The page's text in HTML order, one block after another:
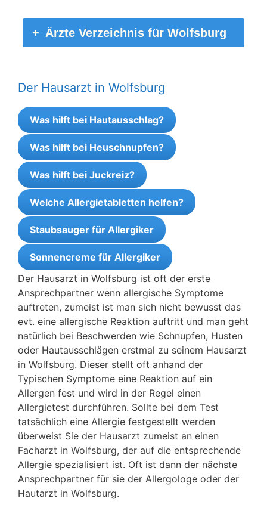
Ärzte Verzeichnis für Wolfsburg
Der Hausarzt in Wolfsburg
Was hilft bei Hautausschlag?
Was hilft bei Heuschnupfen?
Was hilft bei Juckreiz?
Welche Allergietabletten helfen?
Staubsauger für Allergiker
Sonnencreme für Allergiker
Der Hausarzt in Wolfsburg ist oft der erste
Ansprechpartner wenn allergische Symptome
auftreten, zumeist ist man sich nicht bewusst das
evt. eine allergische Reaktion auftritt und man geht
natürlich bei Beschwerden wie Schnupfen, Husten
oder Hautausschlägen erstmal zu seinem Hausarzt
in Wolfsburg. Dieser stellt oft anhand der
Typischen Symptome eine Reaktion auf ein
Allergen fest und wird in der Regel einen
Allergietest durchführen. Sollte bei dem Test
tatsächlich eine Allergie festgestellt werden
überweist Sie der Hausarzt zumeist an einen
Facharzt in Wolfsburg, der auf die entsprechende
Allergie spezialisiert ist. Oft ist dann der nächste
Ansprechpartner für sie der Allergologe oder der
Hautarzt in Wolfsburg.